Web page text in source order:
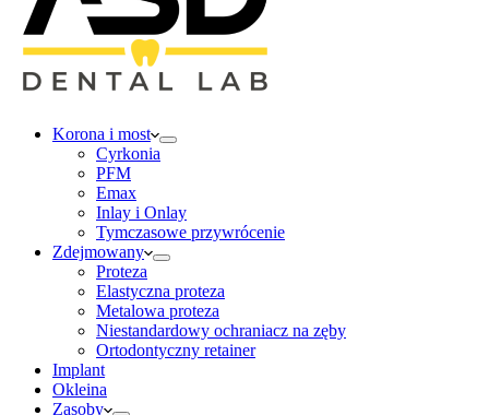
Korona i most
Cyrkonia
PFM
Emax
Inlay i Onlay
Tymczasowe przywrócenie
Zdejmowany
Proteza
Elastyczna proteza
Metalowa proteza
Niestandardowy ochraniacz na zęby
Ortodontyczny retainer
Implant
Okleina
Zasoby